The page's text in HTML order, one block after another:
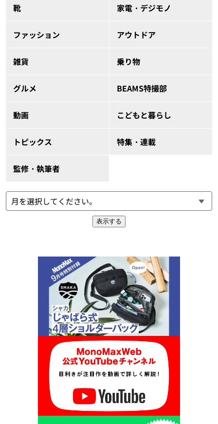
靴 家電・デジモノ
ファッション アウトドア
雑貨 乗り物
グルメ BEAMS特撮部
動画 こどもと暮らし
トピックス 特集・連載
監修・執筆者
表示する